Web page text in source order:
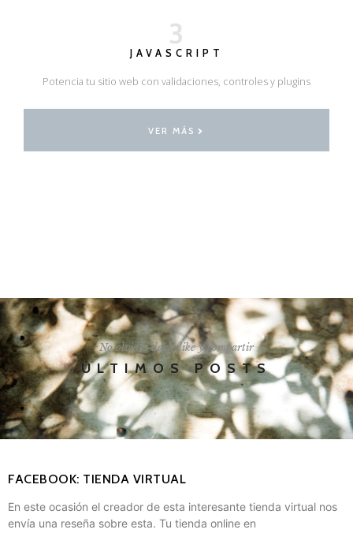
3
JAVASCRIPT
Potencia tu sitio web con validaciones, controles y plugins
VER MÁS
No olvides darle like y compartir
ÚLTIMOS POSTS
FACEBOOK: TIENDA VIRTUAL
En este ocasión el creador de esta interesante tienda virtual nos
envía una reseña sobre esta. Tu tienda online en